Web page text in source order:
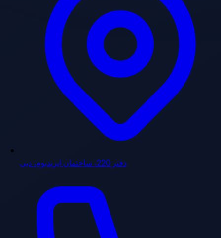
دفتر 220، ساختمان ایریدیوم، دبی